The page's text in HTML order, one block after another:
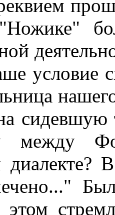
условие
между
диалекте?
этом